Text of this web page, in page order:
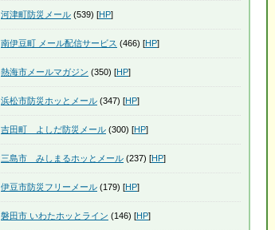
河津町防災メール (539) [HP]
南伊豆町 メール配信サービス (466) [HP]
熱海市メールマガジン (350) [HP]
浜松市防災ホッとメール (347) [HP]
吉田町 よしだ防災メール (300) [HP]
三島市 みしまるホッとメール (237) [HP]
伊豆市防災フリーメール (179) [HP]
磐田市 いわたホッとライン (146) [HP]